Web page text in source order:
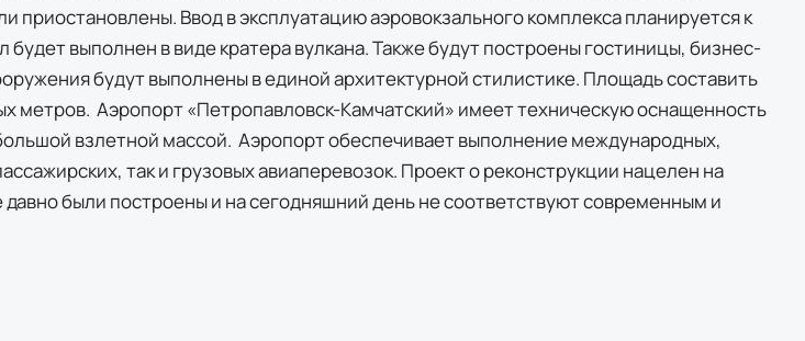
приостановлены. Ввод в эксплуатацию аэровокзального комплекса планируется к
будет выполнен в виде кратера вулкана. Также будут построены гостиницы, бизнес-
будут выполнены в единой архитектурной стилистике. Площадь составить
метров. Аэропорт «Петропавловск-Камчатский» имеет техническую оснащенность
взлетной массой. Аэропорт обеспечивает выполнение международных,
так и грузовых авиаперевозок. Проект о реконструкции нацелен на
были построены и на сегодняшний день не соответствуют современным и